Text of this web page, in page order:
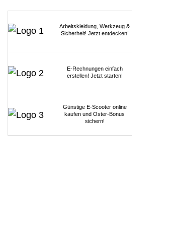
Arbeitskleidung, Werkzeug &
Sicherheit! Jetzt entdecken!
E-Rechnungen einfach
erstellen! Jetzt starten!
Günstige E-Scooter online
kaufen und Oster-Bonus
sichern!